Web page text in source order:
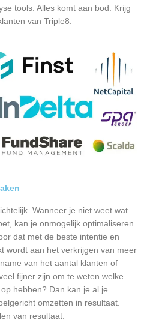
tools. Alles komt aan bod. Krijg
van Triple8.
Wanneer je niet weet wat
kan je onmogelijk optimaliseren.
dat met de beste intentie en
wordt aan het verkrijgen van meer
van het aantal klanten of
fijner zijn om te weten welke
hebben? Dan kan je al je
omzetten in resultaat.
van resultaat.